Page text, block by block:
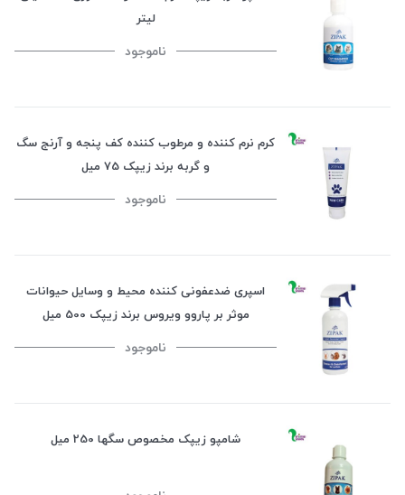
لیتر
ناموجود
کرم نرم کننده و مرطوب کننده کف پنجه و آرنج سگ
و گربه برند زیپک 75 میل
ناموجود
اسپری ضدعفونی کننده محیط و وسایل حیوانات
موثر بر پاروو ویروس برند زیپک 500 میل
ناموجود
شامپو زیپک مخصوص سگها 250 میل